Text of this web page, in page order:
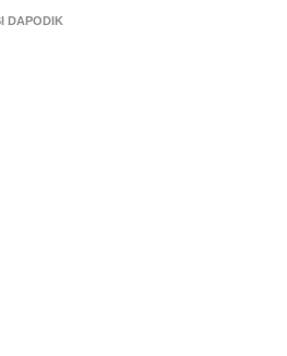
DAPODIK